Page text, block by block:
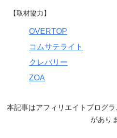
【取材協力】
OVERTOP
コムサテライト
クレバリー
ZOA
本記事はアフィリエイトプログ
があり